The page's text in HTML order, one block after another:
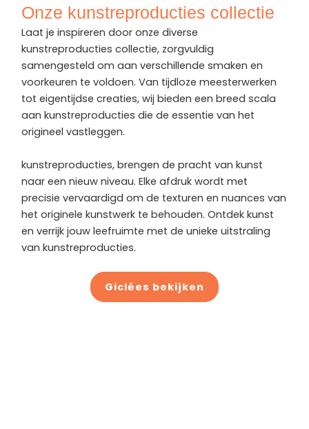
Onze kunstreproducties collectie
Laat je inspireren door onze diverse
kunstreproducties collectie, zorgvuldig
samengesteld om aan verschillende smaken en
voorkeuren te voldoen. Van tijdloze meesterwerken
tot eigentijdse creaties, wij bieden een breed scala
aan kunstreproducties die de essentie van het
origineel vastleggen.
kunstreproducties, brengen de pracht van kunst
naar een nieuw niveau. Elke afdruk wordt met
precisie vervaardigd om de texturen en nuances van
het originele kunstwerk te behouden. Ontdek kunst
en verrijk jouw leefruimte met de unieke uitstraling
van kunstreproducties.
Giclées bekijken